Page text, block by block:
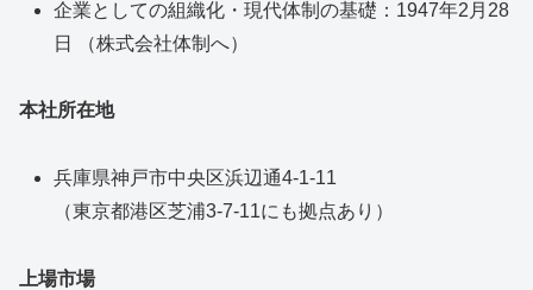
企業としての組織化・現代体制の基礎：1947年2月28
日 （株式会社体制へ）
本社所在地
兵庫県神戸市中央区浜辺通4-1-11
（東京都港区芝浦3-7-11にも拠点あり）
上場市場